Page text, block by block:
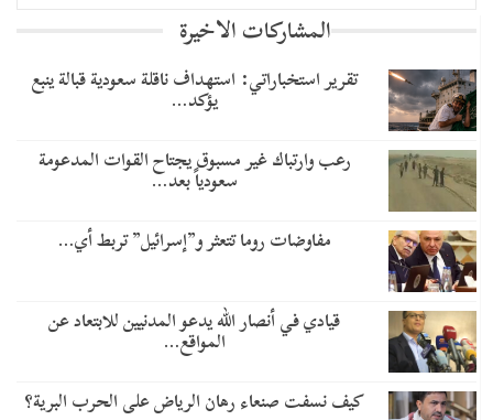
المشاركات الاخيرة
تقرير استخباراتي: استهداف ناقلة سعودية قبالة ينبع
يؤكد…
رعب وارتباك غير مسبوق يجتاح القوات المدعومة
سعودياً بعد…
مفاوضات روما تتعثر و”إسرائيل” تربط أي…
قيادي في أنصار الله يدعو المدنيين للابتعاد عن
المواقع…
كيف نسفت صنعاء رهان الرياض على الحرب البرية؟